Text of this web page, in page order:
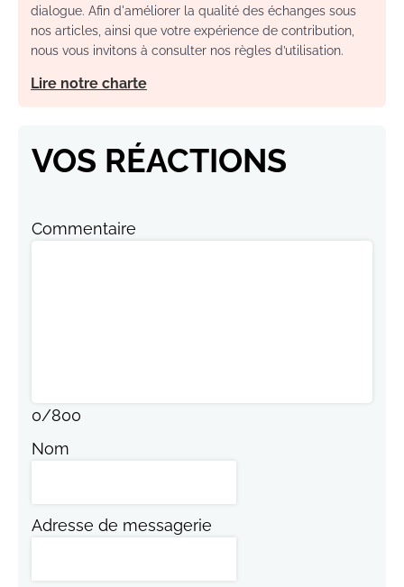
dialogue. Afin d'améliorer la qualité des échanges sous
nos articles, ainsi que votre expérience de contribution,
nous vous invitons à consulter nos règles d’utilisation.
Lire notre charte
VOS RÉACTIONS
Commentaire
0/800
Nom
Adresse de messagerie